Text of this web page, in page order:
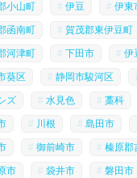
小山町 伊豆 伊東
函南町 賀茂郡東伊豆町
河津町 下田市 伊
葵区 静岡市駿河区
ズ 水見色 藁科
川根 島田市
御前崎市 榛原郡
市 袋井市 磐田市